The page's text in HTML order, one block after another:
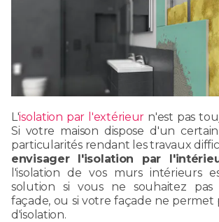
L'isolation par l'extérieur n'est pas
Si votre maison dispose d'un
particularités rendant les travaux
envisager l'isolation par
l'isolation de vos murs intérieurs
solution si vous ne souhaitez pas
façade, ou si votre façade ne permet
d'isolation.